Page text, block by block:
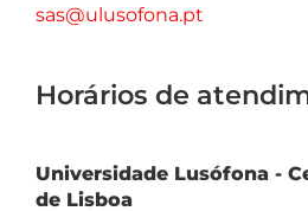
sas@ulusofona.pt
Horários de
Universidade Lusófona -
de Lisboa